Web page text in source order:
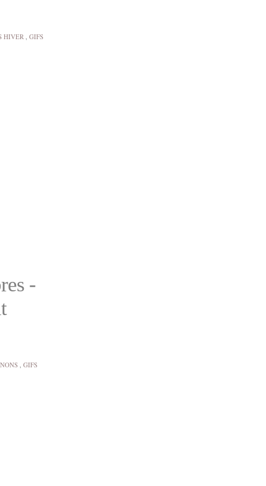
HIVER , GIFS
-
, GIFS